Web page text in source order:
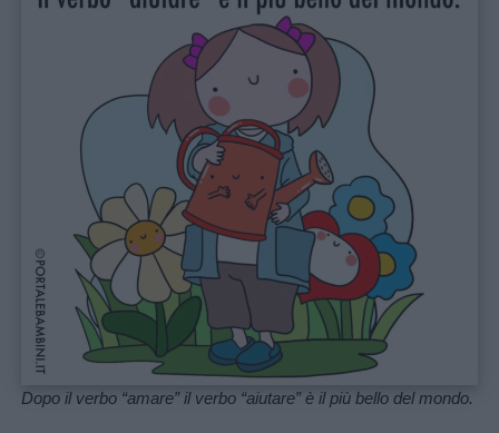
Dopo il verbo “amare” il verbo “aiutare” è il più bello del mondo.